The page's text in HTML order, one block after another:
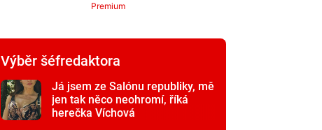
Premium
Výběr šéfredaktora
Já jsem ze Salónu republiky, mě
jen tak něco neohromí, říká
herečka Víchová